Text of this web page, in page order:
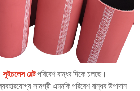
সুইচলেস বেল্টপরিবেশ বান্ধব দিকে চলছে।
সামগ্রী এমনকি পরিবেশ বান্ধব উপাদান